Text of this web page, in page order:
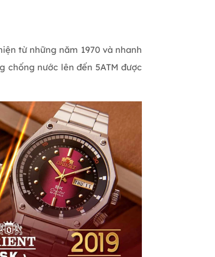
từ những năm 1970 và nhanh
chống nước lên đến 5ATM được